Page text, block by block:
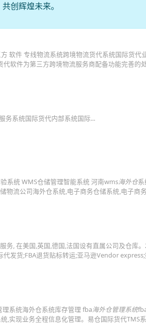
创辉煌未来。
软件 专线物流系统跨境物流货代系统国际货代
软件为第三方跨境物流服务商配备功能完善的
务系统国际货代内部系统国际...
系统 WMS仓储管理智能系统 河南wms海外仓系
物流公司海外仓系统,电子商务仓储系统,电子商
务, 在美国,英国,德国,法国设有直属公司及仓库
发货;FBA退货贴标转运;亚马逊Vendor
系统海外仓系统库存管理 fba海外仓管理系统
,实现业务全程信息化管理。易仓国际货代TMS